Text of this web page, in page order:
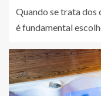
Quando se trata dos
é fundamental